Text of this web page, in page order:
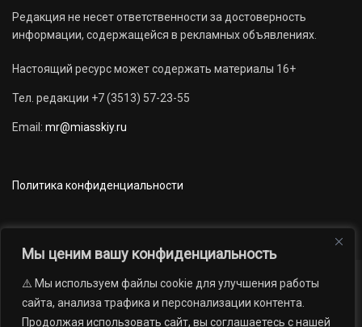
Мы ценим вашу конфиденциальность
⚠️ Мы используем файлы cookie для улучшения работы
сайта, анализа трафика и персонализации контента.
Продолжая использовать сайт, вы соглашаетесь с нашей
Редакция не несет ответственности за достоверность
информации, содержащейся в рекламных объявлениях.
Настоящий ресурс может содержать материалы 16+
Тел. редакции +7 (3513) 57-23-55
Email: mr@miasskiy.ru
Политика конфиденциальности
Новости Наши проекты
Официально
АРХИВ
16+